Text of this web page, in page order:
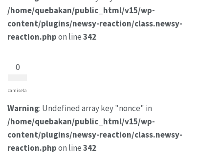
/home/quebakan/public_html/v15/wp-
content/plugins/newsy-reaction/class.newsy-
reaction.phpon line342
0
camiseta
Warning: Undefined array key "nonce" in
/home/quebakan/public_html/v15/wp-
content/plugins/newsy-reaction/class.newsy-
reaction.phpon line342